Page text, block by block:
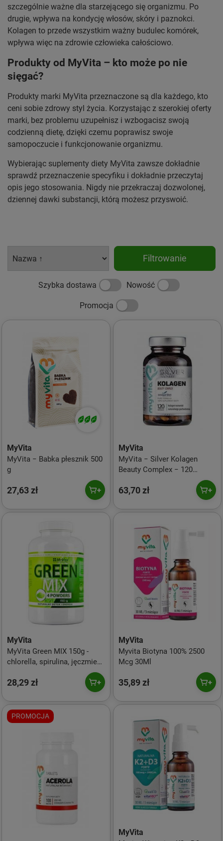
szczególnie ważne dla starzejącego się organizmu. Po
drugie, wpływa na kondycję włosów, skóry i paznokci.
Kolagen to przede wszystkim ważny budulec komórek,
wpływa więc na zdrowie człowieka całościowo.
Produkty od MyVita – kto może po nie
sięgać?
Produkty marki MyVita przeznaczone są dla każdego, kto
ceni sobie zdrowy styl życia. Korzystając z szerokiej oferty
marki, bez problemu uzupełnisz i wzbogacisz swoją
codzienną dietę, dzięki czemu poprawisz swoje
samopoczucie i funkcjonowanie organizmu.
Wybierając suplementy diety MyVita zawsze dokładnie
sprawdź przeznaczenie specyfiku i dokładnie przeczytaj
opis jego stosowania. Nigdy nie przekraczaj dozwolonej,
dziennej dawki substancji, którą możesz przyswoić.
Filtrowanie
Szybka dostawa Nowość
Promocja
MyVita
MyVita − Babka płesznik 500
g
27,63 zł
MyVita
MyVita − Silver Kolagen
Beauty Complex − 120
63,70 zł
MyVita
MyVita Green MIX 150g -
chlorella, spirulina, jęczmień,
28,29 zł
MyVita
Myvita Biotyna 100% 2500
Mcg 30Ml
35,89 zł
PROMOCJA
MyVita